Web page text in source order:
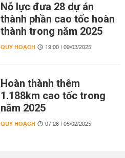
Nỗ lực đưa 28 dự án
thành phần cao tốc hoàn
thành trong năm 2025
QUY HOẠCH 19:00 | 09/03/2025
Hoàn thành thêm
1.188km cao tốc trong
năm 2025
QUY HOẠCH 07:26 | 05/02/2025